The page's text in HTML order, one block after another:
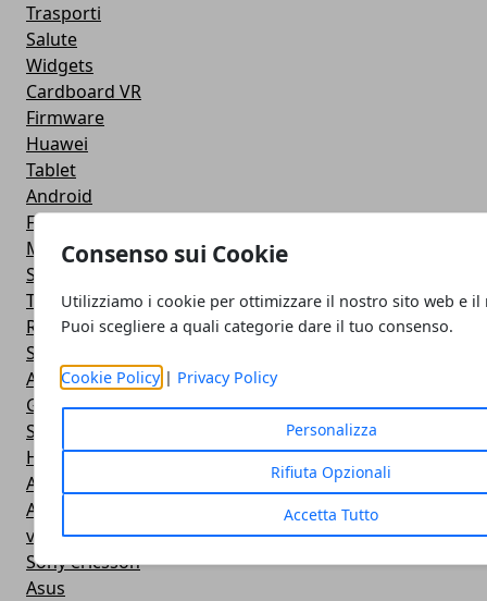
Consenso sui Cookie
Utilizziamo i cookie per ottimizzare il nostro sito web e il
Puoi scegliere a quali categorie dare il tuo consenso.
Cookie Policy| Privacy Policy
Personalizza
Rifiuta Opzionali
Accetta Tutto
Trasporti
Salute
Widgets
Cardboard VR
Firmware
Huawei
Tablet
Android
Finanza
Motorola - Telefoni
Sviluppo
Tethering
Rom
Smartphone cinesi
Android Market
Google I/O
Stonex
HtC
Arcade e azione
Apple
video
Sony ericsson
Asus